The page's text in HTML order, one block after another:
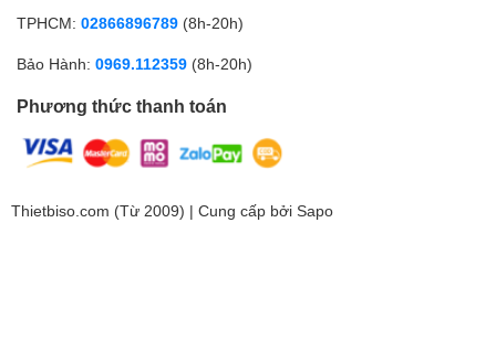
TPHCM: 02866896789 (8h-20h)
Bảo Hành: 0969.112359 (8h-20h)
Phương thức thanh toán
Thietbiso.com (Từ 2009) | Cung cấp bởi Sapo